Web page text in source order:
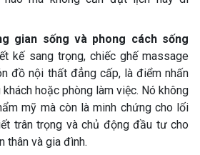
gian sống và phong cách sống
kế sang trọng, chiếc ghế massage
đồ nội thất đẳng cấp, là điểm nhấn
hoặc phòng làm việc. Nó không
mỹ mà còn là minh chứng cho lối
trân trọng và chủ động đầu tư cho
thân và gia đình.